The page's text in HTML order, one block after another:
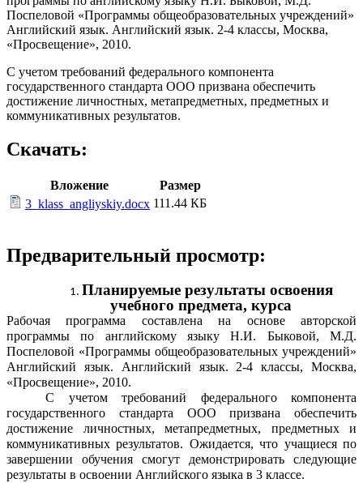
Поспеловой «Программы общеобразовательных учреждений»
Английский язык. Английский язык. 2-4 классы, Москва,
«Просвещение», 2010.
С учетом требований федерального компонента
государственного стандарта ООО призвана обеспечить
достижение личностных, метапредметных, предметных и
коммуникативных результатов.
Скачать:
Вложение
Размер
3_klass_angliyskiy.docx 111.44 КБ
Предварительный просмотр:
Планируемые результаты освоения
учебного предмета, курса
Рабочая программа составлена на основе авторской
программы по английскому языку Н.И. Быковой, М.Д.
Поспеловой «Программы общеобразовательных учреждений»
Английский язык. Английский язык. 2-4 классы, Москва,
«Просвещение», 2010.
С учетом требований федерального компонента
государственного стандарта ООО призвана обеспечить
достижение личностных, метапредметных, предметных и
коммуникативных результатов. Ожидается, что учащиеся по
завершении обучения смогут демонстрировать следующие
результаты в освоении Английского языка в 3 классе.